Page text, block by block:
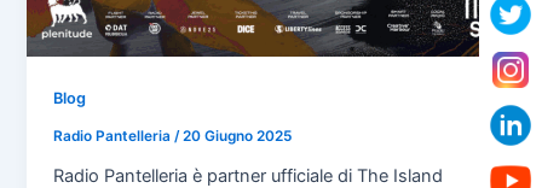
Blog
Radio Pantelleria/20 Giugno 2025
Radio Pantelleria è partner ufficiale di The Island